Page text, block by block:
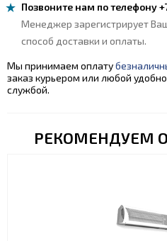
Позвоните нам по телефону
Менеджер зарегистрирует
способ доставки и оплаты.
Мы принимаем оплату
заказ курьером или любой
службой.
РЕКОМЕНДУЕМ